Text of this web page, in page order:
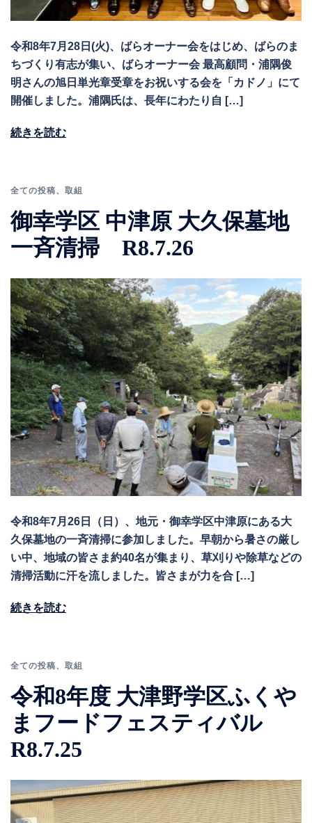
令和8年7月28日(火)、ばらオーナー会をはじめ、ばらのま
ちづくり有志が集い、ばらオーナー会 最高顧問・浦隅俊
明さんの旭日単光章受章をお祝いする会を「カドノ」にて
開催しました。浦隅氏は、長年にわたり自 […]
続きを読む
全ての投稿、 取組
御幸学区 中津原 大久保墓地
一斉清掃 R8.7.26
令和8年7月26日（日）、地元・御幸学区中津原にある大
久保墓地の一斉清掃に参加しました。早朝から暑さの厳し
い中、地域の皆さま約40名が集まり、草刈りや除草などの
清掃活動に汗を流しました。皆さまが力を合 […]
続きを読む
全ての投稿、 取組
令和8年度 大津野学区ふくや
まフードフェスティバル
R8.7.25